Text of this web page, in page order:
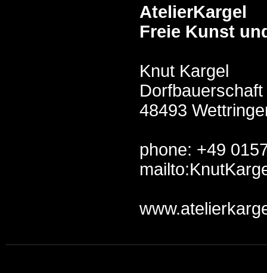
AtelierKargel
Freie Kunst
Knut Kargel
Dorfbauerschaft
48493
phone: +49